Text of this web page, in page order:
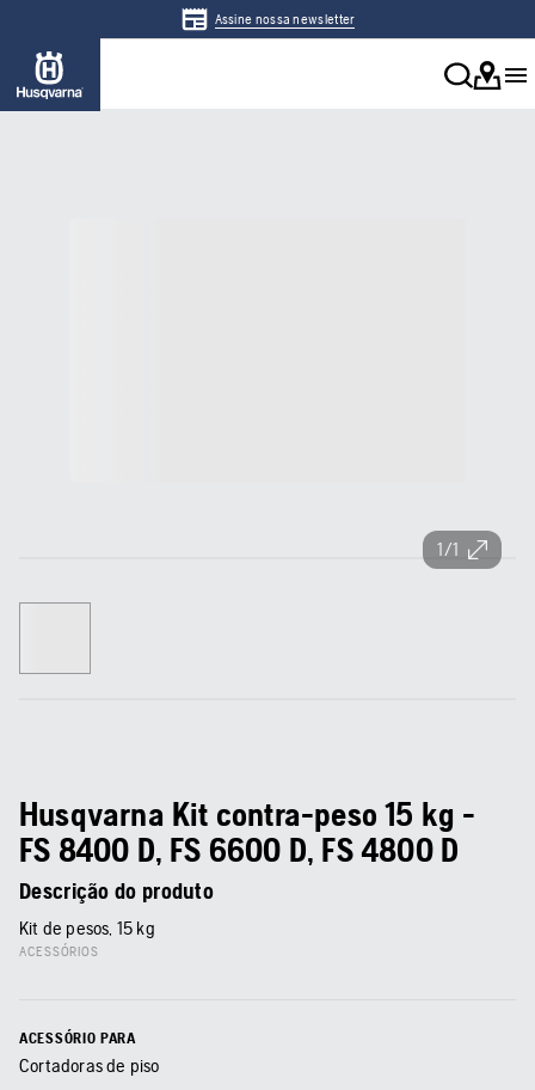
Assine nossa newsletter
1/1
Husqvarna Kit contra-peso 15 kg -
FS 8400 D, FS 6600 D, FS 4800 D
Descrição do produto
Kit de pesos, 15 kg
ACESSÓRIOS
ACESSÓRIO PARA
Cortadoras de piso